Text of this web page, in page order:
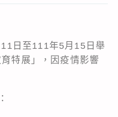
日至111年5月15日舉
特展」，因疫情影響